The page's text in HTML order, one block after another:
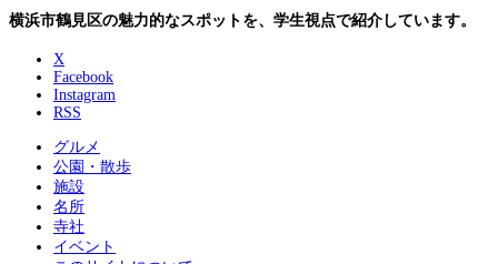
横浜市鶴見区の魅力的なスポットを、学生視点で紹介しています。
X
Facebook
Instagram
RSS
グルメ
公園・散歩
施設
名所
寺社
イベント